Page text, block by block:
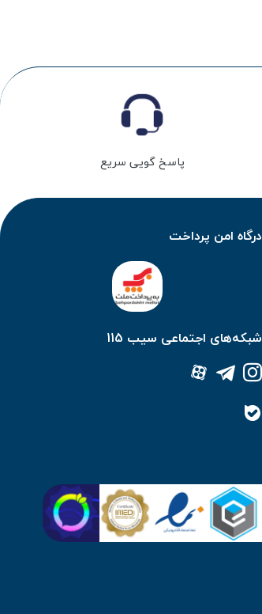
پاسخ گویی سریع
درگاه امن پرداخت
شبکه‌های اجتماعی سیب 115